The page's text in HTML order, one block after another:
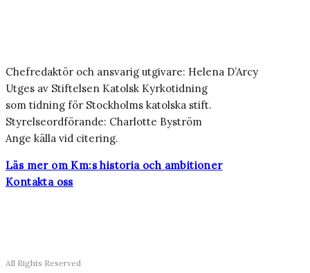
Chefredaktör och ansvarig utgivare: Helena D’Arcy
Utges av Stiftelsen Katolsk Kyrkotidning
som tidning för Stockholms katolska stift.
Styrelseordförande: Charlotte Byström
Ange källa vid citering.
Läs mer om Km:s historia och ambitioner
Kontakta oss
All Rights Reserved